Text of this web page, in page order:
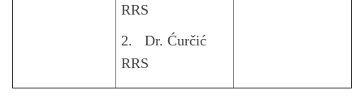
RRS
2. Dr. Ćurčić
RRS